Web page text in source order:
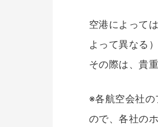
空港によって
よって異なる
その際は、貴
※各航空会社
ので、各社の